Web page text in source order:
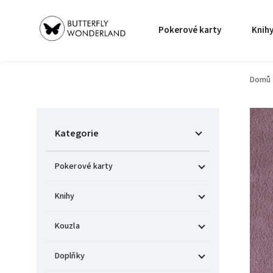
Pokerové karty Knihy
Domů
Kategorie
Pokerové karty
Knihy
Kouzla
Doplňky